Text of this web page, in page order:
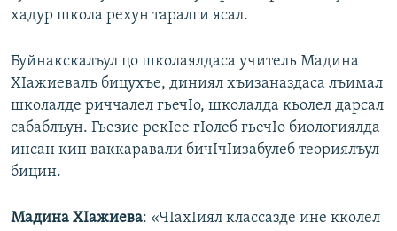
хадур школа рехун таралги ясал.
Буйнакскалъул цо школаялдаса учитель Мадина
ХIажиевалъ бицухъе, диниял хъизаназдаса лъимал
школалде риччалел гьечIо, школалда кьолел дарсал
сабаблъун. Гьезие рекIее гIолеб гьечIо биологиялда
инсан кин ваккаравали бичIчIизабулеб теориялъул
бицин.
Мадина ХIажиева: «ЧIахIиял классазде ине кколел